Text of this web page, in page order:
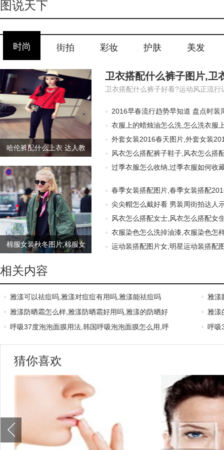
图说天下
时尚 街拍 彩妆 护肤 美发
哈伦裤配什么上衣 达人教
你穿出时髦轻奢feel
棉服女装秋冬图片,棉服女
2016早春流行趋势早知道 盘点时装
衣服上的蜡烛油怎么洗,怎么洗衣服
外套女装2016春天图片,外套女装
风衣怎么搭配裤子鞋子,风衣怎么搭
过季衣服怎么收纳,过季衣服如何收
春季女装搭配图片,春季女装搭配
尖尖帽怎么戴好看 男装周街拍达人
风衣怎么搭配女士,风衣怎么搭配女
衣服染色怎么洗掉油漆,衣服染色怎
运动装搭配图片女,明星运动装搭配
相关内容
雅漾可以祛痘吗,雅漾对痘痘有用吗,雅漾能祛痘吗
雅漾
雅漾防晒霜怎么样,雅漾防晒霜好用吗,雅漾的防晒好
雅漾
呼吸37度泡泡面膜用法,韩国呼吸泡泡面膜怎么用,呼
呼吸
猜你喜欢